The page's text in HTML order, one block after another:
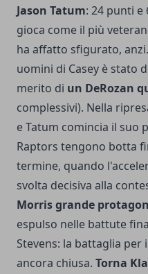
Jason Tatum: 24 punti
gioca come il più
ha affatto sfigurato,
uomini di Casey è stato
merito di un DeRozan
complessivi). Nella
e Tatum comincia il suo
Raptors tengono botta
termine, quando
svolta decisiva alla
Morris grande
espulso nelle battute
Stevens: la battaglia
ancora chiusa. Torna